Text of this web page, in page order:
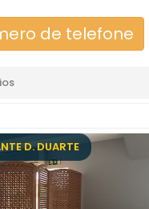
de telefone
D. DUARTE